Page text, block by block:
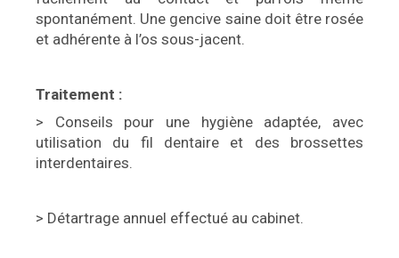
spontanément. Une gencive saine doit être rosée
et adhérente à l’os sous-jacent.
Traitement :
> Conseils pour une hygiène adaptée, avec
utilisation du fil dentaire et des brossettes
interdentaires.
> Détartrage annuel effectué au cabinet.